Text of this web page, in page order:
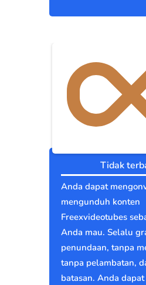
Tidak
Anda dapat
mengunduh konten
Freexvideotubes
Anda mau. Selalu
penundaan, tanpa
tanpa pelambatan,
batasan. Anda